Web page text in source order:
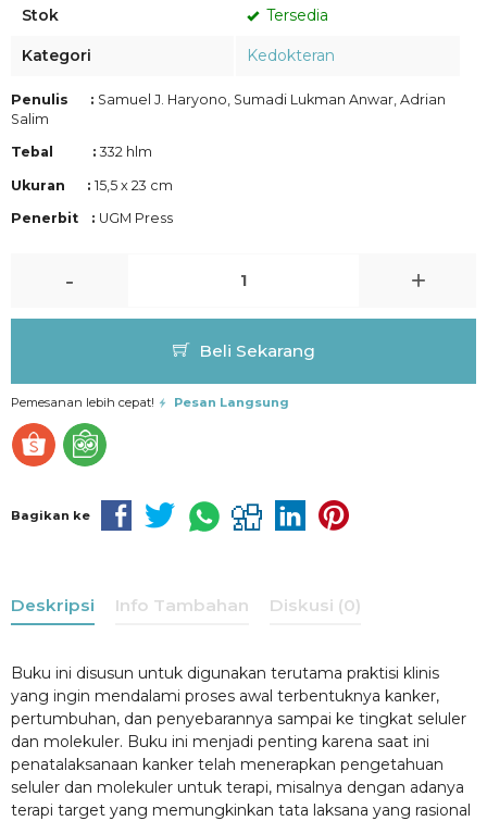
Stok Tersedia
Kategori Kedokteran
Penulis : Samuel J. Haryono, Sumadi Lukman Anwar, Adrian
Salim
Tebal :332 hlm
Ukuran : 15,5 x 23 cm
Penerbit : UGM Press
- +
Beli Sekarang
Pemesanan lebih cepat! Pesan Langsung
Bagikan ke
Deskripsi Info Tambahan Diskusi (0)
Buku ini disusun untuk digunakan terutama praktisi klinis
yang ingin mendalami proses awal terbentuknya kanker,
pertumbuhan, dan penyebarannya sampai ke tingkat seluler
dan molekuler. Buku ini menjadi penting karena saat ini
penatalaksanaan kanker telah menerapkan pengetahuan
seluler dan molekuler untuk terapi, misalnya dengan adanya
terapi target yang memungkinkan tata laksana yang rasional